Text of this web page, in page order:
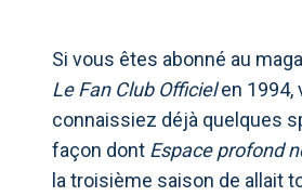
Si vous êtes abonné au
Le Fan Club Officielen 1994,
connaissiez déjà quelques
façon dont Espace profond
la troisième saison de allait